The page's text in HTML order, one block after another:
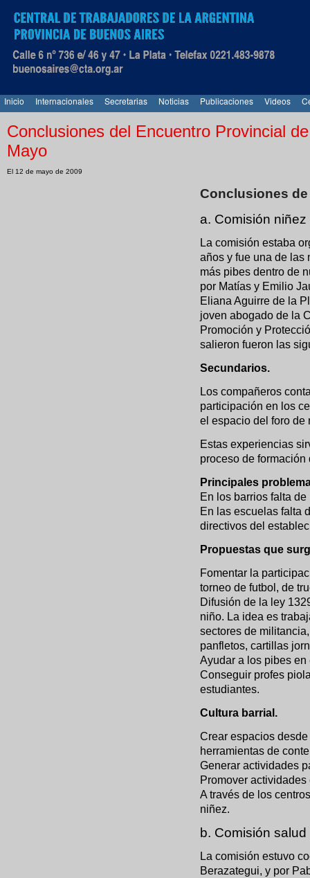
Inicio Internacionales Secretarias Noticias Publicaciones Videos
Conclusiones del Encuentro Provincial
Mayo
El 12 de mayo de 2009
Conclusiones
a. Comisión
La comisión estaba
años y fue una de las
más pibes dentro de
por Matías y Emilio
Eliana Aguirre de la
joven abogado de la
Promoción y
salieron fueron las
Secundarios.
Los compañeros
participación en los
el espacio del foro de
Estas experiencias
proceso de
Principales
En los barrios falta
En las escuelas falta
directivos del
Propuestas que
Fomentar la
torneo de futbol, de
Difusión de la ley
niño. La idea es
sectores de
panfletos, cartillas
Ayudar a los pibes
Conseguir profes
estudiantes.
Cultura barrial.
Crear espacios
herramientas de
Generar actividades
Promover
A través de los
niñez.
b. Comisión
La comisión estuvo
Berazategui, y por